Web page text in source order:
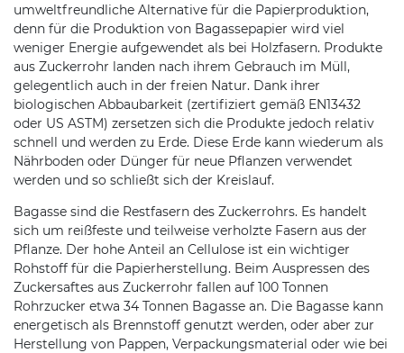
umweltfreundliche Alternative für die Papierproduktion,
denn für die Produktion von Bagassepapier wird viel
weniger Energie aufgewendet als bei Holzfasern. Produkte
aus Zuckerrohr landen nach ihrem Gebrauch im Müll,
gelegentlich auch in der freien Natur. Dank ihrer
biologischen Abbaubarkeit (zertifiziert gemäß EN13432
oder US ASTM) zersetzen sich die Produkte jedoch relativ
schnell und werden zu Erde. Diese Erde kann wiederum als
Nährboden oder Dünger für neue Pflanzen verwendet
werden und so schließt sich der Kreislauf.
Bagasse sind die Restfasern des Zuckerrohrs. Es handelt
sich um reißfeste und teilweise verholzte Fasern aus der
Pflanze. Der hohe Anteil an Cellulose ist ein wichtiger
Rohstoff für die Papierherstellung. Beim Auspressen des
Zuckersaftes aus Zuckerrohr fallen auf 100 Tonnen
Rohrzucker etwa 34 Tonnen Bagasse an. Die Bagasse kann
energetisch als Brennstoff genutzt werden, oder aber zur
Herstellung von Pappen, Verpackungsmaterial oder wie bei